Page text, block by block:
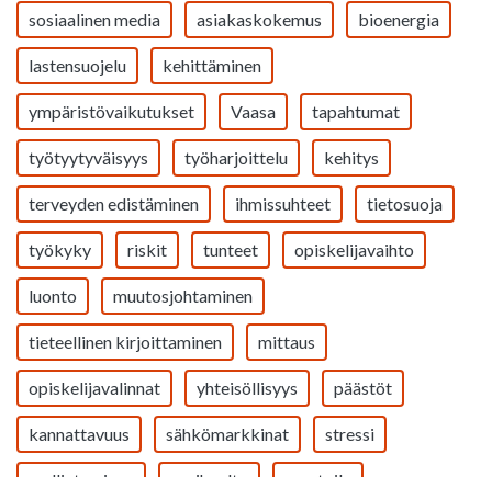
sosiaalinen media asiakaskokemus bioenergia
lastensuojelu kehittäminen
ympäristövaikutukset Vaasa tapahtumat
työtyytyväisyys työharjoittelu kehitys
terveyden edistäminen ihmissuhteet tietosuoja
työkyky riskit tunteet opiskelijavaihto
luonto muutosjohtaminen
tieteellinen kirjoittaminen mittaus
opiskelijavalinnat yhteisöllisyys päästöt
kannattavuus sähkömarkkinat stressi